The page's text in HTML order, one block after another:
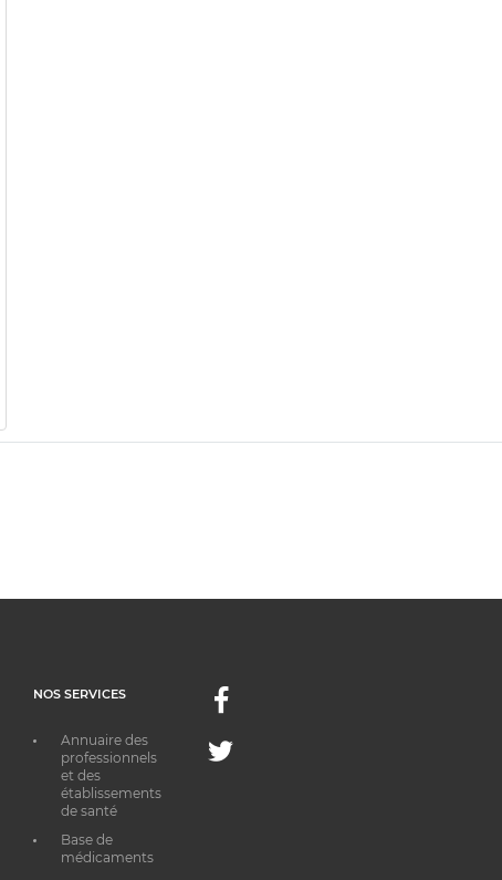
NOS SERVICES
Annuaire des
professionnels
et des
établissements
de santé
Base de
médicaments
Facebook
Twitter